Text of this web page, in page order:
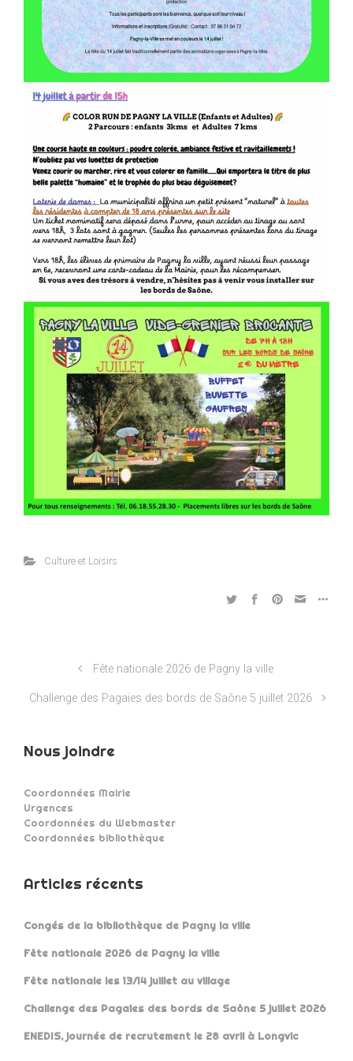
Culture et Loisirs
Fête nationale 2026 de Pagny la ville
Challenge des Pagaies des bords de Saône 5 juillet 2026
Nous joindre
Coordonnées Mairie
Urgences
Coordonnées du Webmaster
Coordonnées bibliothèque
Articles récents
Congés de la bibliothèque de Pagny la ville
Fête nationale 2026 de Pagny la ville
Fête nationale les 13/14 juillet au village
Challenge des Pagaies des bords de Saône 5 juillet 2026
ENEDIS, journée de recrutement le 28 avril à Longvic